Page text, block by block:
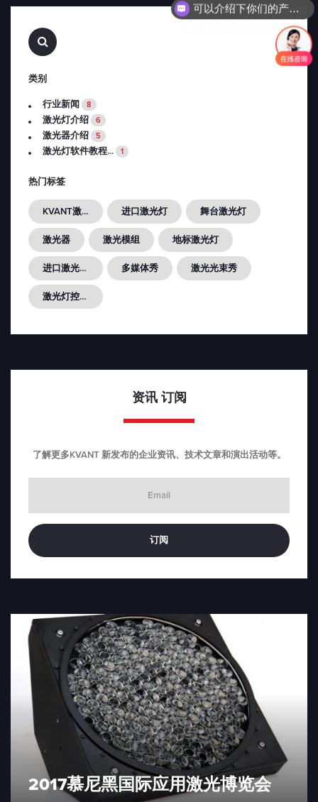
查
找…
类别
行业新闻 8
激光灯介绍 6
激光器介绍 5
激光灯软件教程... 1
热门标签
KVANT激光灯 进口激光灯 舞台激光灯
激光器 激光模组 地标激光灯
进口激光光源 多媒体秀 激光光束秀
激光灯控制器FB4...
资讯 订阅
了解更多KVANT 新发布的企业资讯、技术文章和演出活动等。
2017慕尼黑国际应用激光博览会
你们是怎么收费的呢？